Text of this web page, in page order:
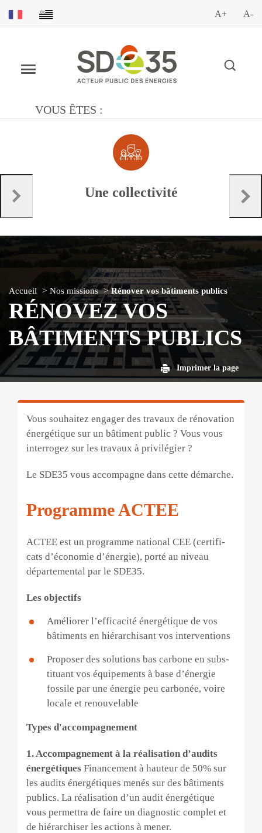
A+ A-
VOUS ÊTES :
Une collectivité
Accueil Nos missions Rénover vos bâtiments publics
RÉNOVEZ VOS
BÂTIMENTS PUBLICS
Imprimer la page
Vous souhaitez engager des travaux de rénovation
énergétique sur un bâtiment public ? Vous vous
interrogez sur les travaux à privilé­gier ?
Le SDE35 vous accompagne dans cette démarche.
Programme ACTEE
ACTEE est un programme national CEE (certifi­
cats d’économie d’énergie), porté au niveau
départemental par le SDE35.
Les objectifs
Améliorer l’efficacité énergétique de vos
bâti­ments en hiérarchisant vos interventions
Proposer des solutions bas carbone en subs­
tituant vos équipements à base d’énergie
fossile par une énergie peu carbonée, voire
locale et re­nouvelable
Types d'accompagnement
1. Accompagnement à la réalisation d’audits
énergétiques Financement à hauteur de 50% sur
les audits énergétiques menés sur des bâtiments
publics. La réalisation d’un audit énergétique
vous permettra de faire un diagnostic complet et
de hiérarchiser les actions à mener.